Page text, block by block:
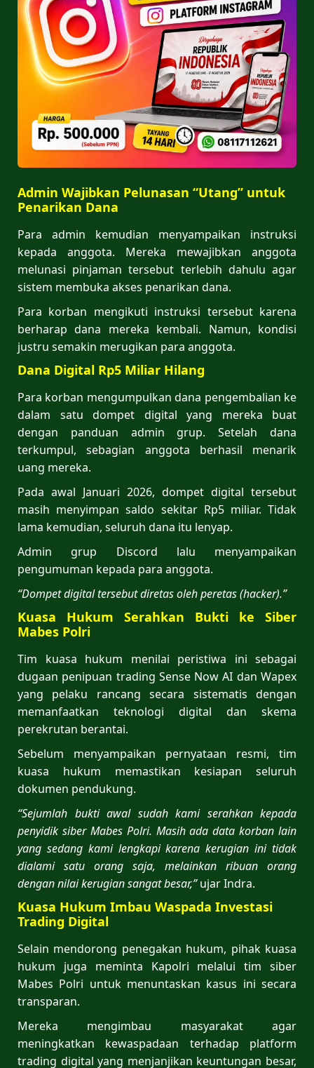
Admin Wajibkan Pelunasan “Utang” untuk
Penarikan Dana
Para admin kemudian menyampaikan instruksi
kepada anggota. Mereka mewajibkan anggota
melunasi pinjaman tersebut terlebih dahulu agar
sistem membuka akses penarikan dana.
Para korban mengikuti instruksi tersebut karena
berharap dana mereka kembali. Namun, kondisi
justru semakin merugikan para anggota.
Dana Digital Rp5 Miliar Hilang
Para korban mengumpulkan dana pengembalian ke
dalam satu dompet digital yang mereka buat
dengan panduan admin grup. Setelah dana
terkumpul, sebagian anggota berhasil menarik
uang mereka.
Pada awal Januari 2026, dompet digital tersebut
masih menyimpan saldo sekitar Rp5 miliar. Tidak
lama kemudian, seluruh dana itu lenyap.
Admin grup Discord lalu menyampaikan
pengumuman kepada para anggota.
“Dompet digital tersebut diretas oleh peretas (hacker).”
Kuasa Hukum Serahkan Bukti ke Siber
Mabes Polri
Tim kuasa hukum menilai peristiwa ini sebagai
dugaan penipuan trading Sense Now AI dan Wapex
yang pelaku rancang secara sistematis dengan
memanfaatkan teknologi digital dan skema
perekrutan berantai.
Sebelum menyampaikan pernyataan resmi, tim
kuasa hukum memastikan kesiapan seluruh
dokumen pendukung.
“Sejumlah bukti awal sudah kami serahkan kepada
penyidik siber Mabes Polri. Masih ada data korban lain
yang sedang kami lengkapi karena kerugian ini tidak
dialami satu orang saja, melainkan ribuan orang
dengan nilai kerugian sangat besar,”ujar Indra.
Kuasa Hukum Imbau Waspada Investasi
Trading Digital
Selain mendorong penegakan hukum, pihak kuasa
hukum juga meminta Kapolri melalui tim siber
Mabes Polri untuk menuntaskan kasus ini secara
transparan.
Mereka mengimbau masyarakat agar
meningkatkan kewaspadaan terhadap platform
trading digital yang menjanjikan keuntungan besar,